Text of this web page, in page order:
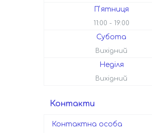
Пʼятниця
11:00 19:00
Субота
Вихідний
Неділя
Вихідний
Контакти